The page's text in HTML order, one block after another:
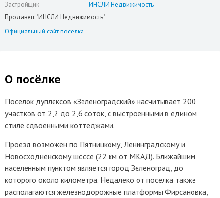
Застройщик
ИНСЛИ Недвижимость
Продавец: "ИНСЛИ Недвижимость"
Официальный сайт поселка
О посёлке
Поселок дуплексов «Зеленоградский» насчитывает 200
участков от 2,2 до 2,6 соток, с выстроенными в едином
стиле сдвоенными коттеджами.
Проезд возможен по Пятницкому, Ленинградскому и
Новосходненскому шоссе (22 км от МКАД). Ближайшим
населенным пунктом является город Зеленоград, до
которого около километра. Недалеко от поселка также
располагаются железнодорожные платформы Фирсановка,